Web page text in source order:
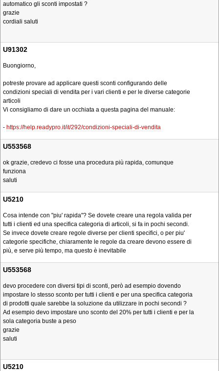
automatico gli sconti impostati ?
grazie
cordiali saluti
U91302
Buongiorno,
potreste provare ad applicare questi sconti configurando delle
condizioni speciali di vendita per i vari clienti e per le diverse categorie
articoli
Vi consigliamo di dare un occhiata a questa pagina del manuale:
- https://help.readypro.it/it/292/condizioni-speciali-di-vendita
U553568
ok grazie, credevo ci fosse una procedura più rapida, comunque
funziona
saluti
U5210
Cosa intende con "piu' rapida"? Se dovete creare una regola valida per
tutti i clienti ed una specifica categoria di articoli, si fa in pochi secondi.
Se invece dovete creare regole diverse per clienti specifici, o per piu'
categorie specifiche, chiaramente le regole da creare devono essere di
più, e serve più tempo, ma questo è inevitabile
U553568
devo procedere con diversi tipi di sconti, però ad esempio dovendo
impostare lo stesso sconto per tutti i clienti e per una specifica categoria
di prodotti quale sarebbe la soluzione da utilizzare in pochi secondi ?
Ad esempio devo impostare uno sconto del 20% per tutti i clienti e per la
sola categoria buste a peso
grazie
saluti
U5210